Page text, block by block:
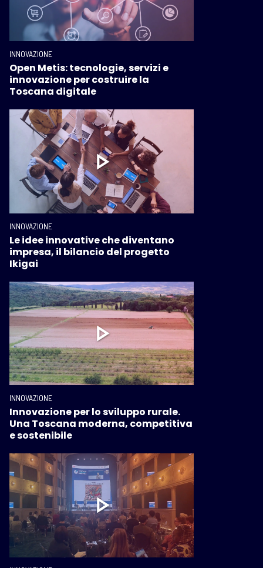
INNOVAZIONE
Open Metis: tecnologie, servizi e
innovazione per costruire la
Toscana digitale
INNOVAZIONE
Le idee innovative che diventano
impresa, il bilancio del progetto
Ikigai
INNOVAZIONE
Innovazione per lo sviluppo rurale.
Una Toscana moderna, competitiva
e sostenibile